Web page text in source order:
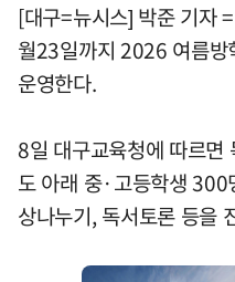
[대구=뉴시스] 박준 기자
월23일까지 2026 여름방
운영한다.
8일 대구교육청에 따르면
도 아래 중·고등학생
상나누기, 독서토론 등을